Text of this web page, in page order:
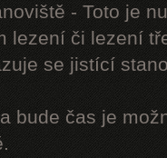
- Toto je
lezení či lezení
se jistící
bude čas je